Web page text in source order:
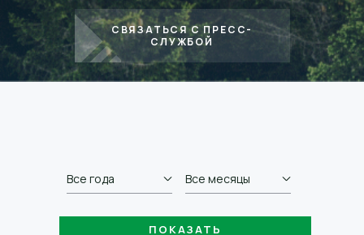
СВЯЗАТЬСЯ С ПРЕСС-
СЛУЖБОЙ
Все года Все месяцы